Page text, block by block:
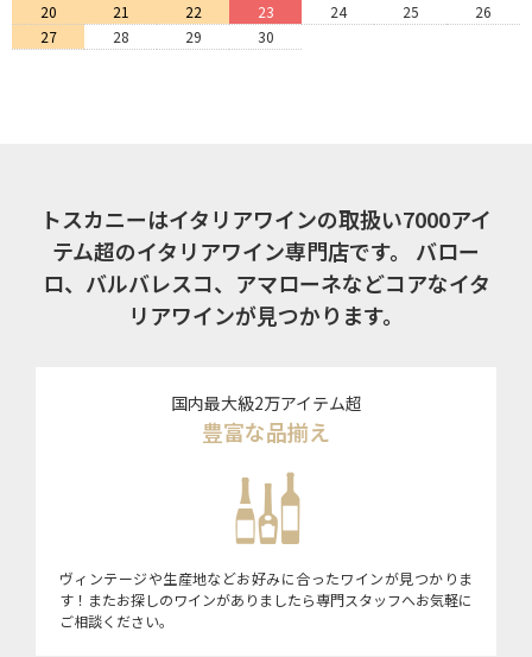
20
21 22 23 24 25
26
27
28 29 30
トスカニーはイタリアワインの取扱い7000アイ
テム超のイタリアワイン専門店です。
バロー
ロ、バルバレスコ、アマローネなどコアなイタ
リアワインが見つかります。
国内最大級2万アイテム超
豊富な品揃え
ヴィンテージや生産地などお好みに合ったワインが見つかりま
す！またお探しのワインがありましたら専門スタッフへお気軽に
ご相談ください。